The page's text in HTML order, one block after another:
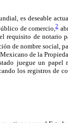
es deseable
de comercio,2
requisito de notario
de nombre social,
de la
juegue un
los registros de